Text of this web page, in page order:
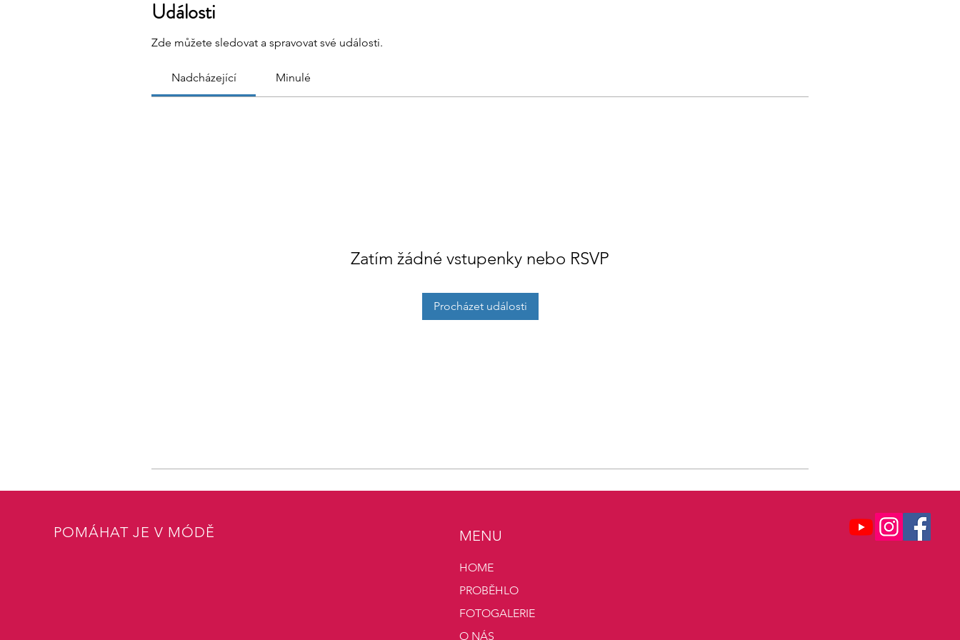
Události
Zde můžete sledovat a spravovat své události.
Nadcházející Minulé
Zatím žádné vstupenky nebo RSVP
Procházet události
POMÁHAT JE V MÓDĚ MENU
HOME
PROBĚHLO
FOTOGALERIE
O NÁS